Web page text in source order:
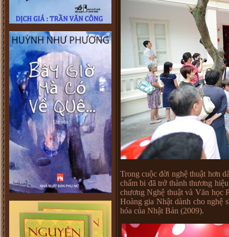
Trong cuộc đời nghệ thuật hơn
chấm bi đã trở thành thương
chương Nghệ thuật và Văn học
Hoàng gia Nhật dành cho nghệ
hóa của Nhật Bản (2009).